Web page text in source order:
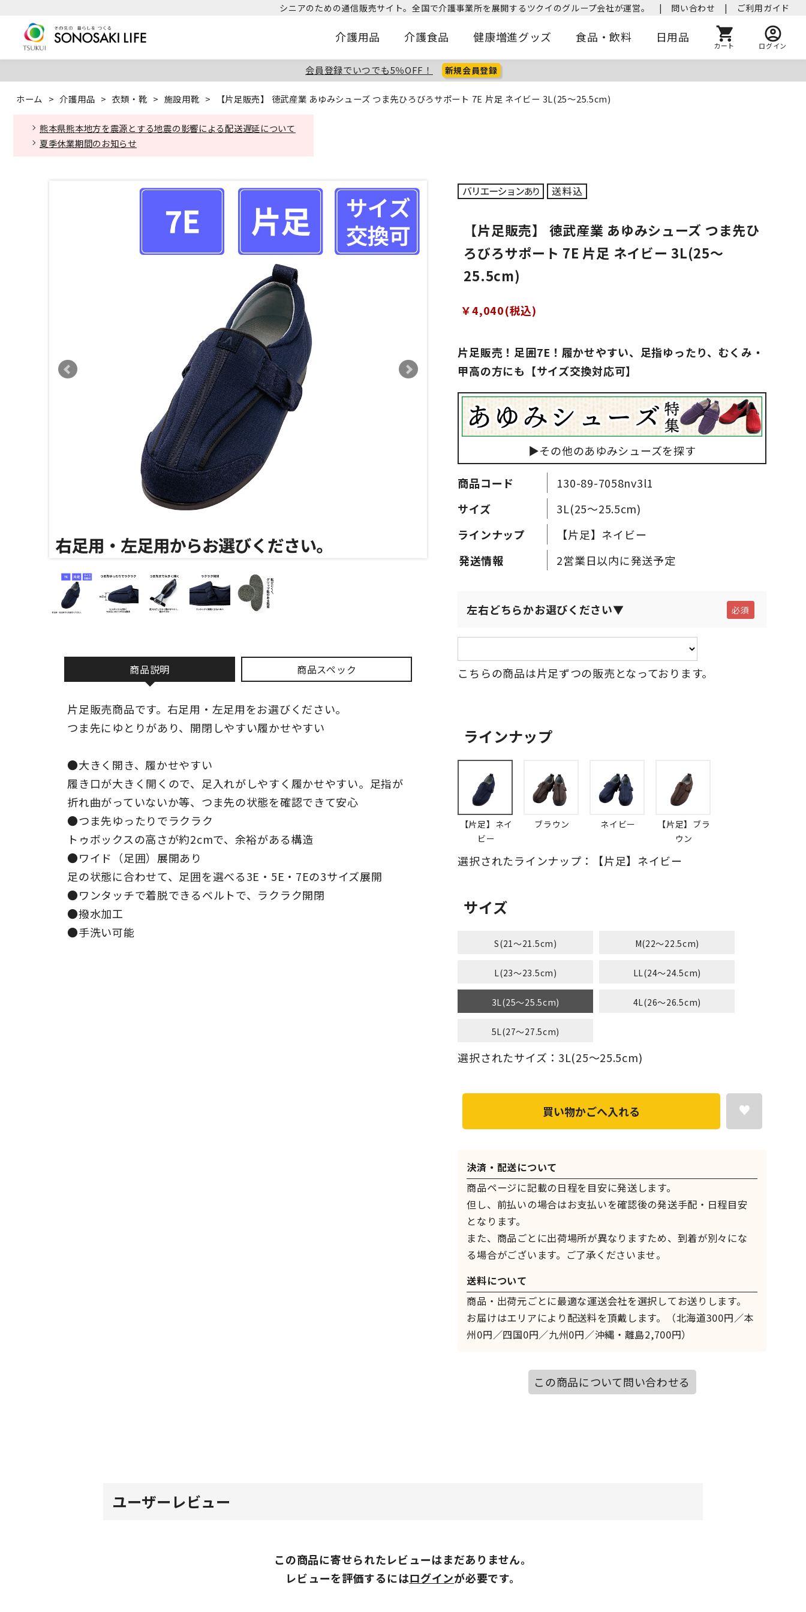
シニアのための通信販売サイト。全国で介護事業所を展開するツクイのグループ会社が運営。 | 問い合わせ | ご利用ガイド
介護用品 介護食品 健康増進グッズ 食品・飲料 日用品
カート ログイン
会員登録でいつでも5％OFF！ 新規会員登録
ホーム > 介護用品 > 衣類・靴 > 施設用靴 > 【片足販売】 徳武産業 あゆみシューズ つま先ひろびろサポート 7E 片足 ネイビー 3L(25～25.5cm)
熊本県熊本地方を震源とする地震の影響による配送遅延について
夏季休業期間のお知らせ
商品説明 商品スペック
片足販売商品です。右足用・左足用をお選びください。
つま先にゆとりがあり、開閉しやすい履かせやすい
●大きく開き、履かせやすい
履き口が大きく開くので、足入れがしやすく履かせやすい。足指が
折れ曲がっていないか等、つま先の状態を確認できて安心
●つま先ゆったりでラクラク
トゥボックスの高さが約2cmで、余裕がある構造
●ワイド（足囲）展開あり
足の状態に合わせて、足囲を選べる3E・5E・7Eの3サイズ展開
●ワンタッチで着脱できるベルトで、ラクラク開閉
●撥水加工
●手洗い可能
片足販売！足囲7E！履かせやすい、足指ゆったり、むくみ・
甲高の方にも【サイズ交換対応可】
【片足販売】 徳武産業 あゆみシューズ つま先ひ
ろびろサポート 7E 片足 ネイビー 3L(25～
25.5cm)
￥4,040(税込)
商品コード
130-89-7058nv3l1
サイズ
3L(25～25.5cm)
ラインナップ
【片足】ネイビー
2営業日以内に発送予定
左右どちらかお選びください▼
こちらの商品は片足ずつの販売となっております。
ラインナップ
【片足】ネイ
ビー
ブラウン ネイビー
【片足】ブラ
ウン
選択されたラインナップ：【片足】ネイビー
サイズ
S(21～21.5cm) M(22～22.5cm)
L(23～23.5cm) LL(24～24.5cm)
3L(25～25.5cm) 4L(26～26.5cm)
5L(27～27.5cm)
選択されたサイズ：3L(25～25.5cm)
決済・配送について
商品ページに記載の日程を目安に発送します。
但し、前払いの場合はお支払いを確認後の発送手配・日程目安
となります。
また、商品ごとに出荷場所が異なりますため、到着が別々にな
る場合がございます。ご了承くださいませ。
送料について
商品・出荷元ごとに最適な運送会社を選択してお送りします。
お届けはエリアにより配送料を頂戴します。（北海道300円／本
州0円／四国0円／九州0円／沖縄・離島2,700円）
▶その他のあゆみシューズを探す
買い物かごへ入れる
この商品について問い合わせる
ユーザーレビュー
この商品に寄せられたレビューはまだありません。
レビューを評価するにはログインが必要です。